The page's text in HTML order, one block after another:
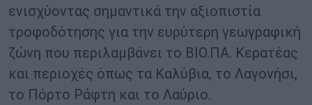
ενισχύοντας σημαντικά την αξιοπιστία
τροφοδότησης για την ευρύτερη γεωγραφική
ζώνη που περιλαμβάνει το ΒΙΟ.ΠΑ. Κερατέας
και περιοχές όπως τα Καλύβια, το Λαγονήσι,
το Πόρτο Ράφτη και το Λαύριο.